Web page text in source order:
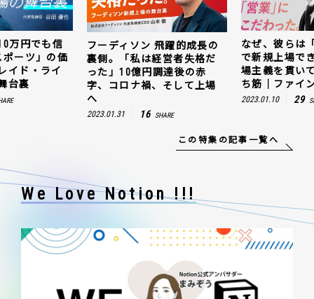
万円でも信
ーツ」の価
イド・ライ
台裏
フーディソン 飛躍的成長の
裏側。「私は経営者失格だ
った」10億円調達後の赤
字、コロナ禍、そして上場
へ
2023.01.31 16 SHARE
なぜ、彼らは
で新規上場で
場主義を貫い
ち筋｜ファイ
2023.01.10 29
この特集の記事一覧へ
We Love Notion !!!